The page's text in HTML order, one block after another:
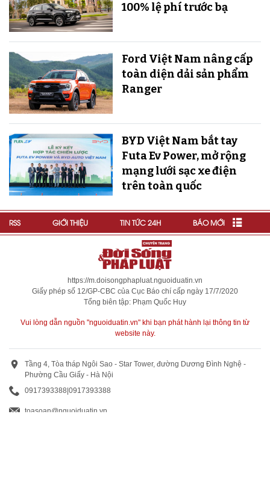
100% lệ phí trước bạ
Ford Việt Nam nâng cấp
toàn diện dải sản phẩm
Ranger
BYD Việt Nam bắt tay
Futa Ev Power, mở rộng
mạng lưới sạc xe điện
trên toàn quốc
RSS GIỚI THIỆU TIN TỨC 24H BÁO MỚI
https://m.doisongphapluat.nguoiduatin.vn
Giấy phép số 12/GP-CBC của Cục Báo chí cấp ngày 17/7/2020
Tổng biên tập: Phạm Quốc Huy
Vui lòng dẫn nguồn "nguoiduatin.vn" khi bạn phát hành lại thông tin từ
website này.
Tầng 4, Tòa tháp Ngôi Sao - Star Tower, đường Dương Đình Nghệ -
Phường Cầu Giấy - Hà Nội
0917393388 0917393388
toasoan@nguoiduatin.vn